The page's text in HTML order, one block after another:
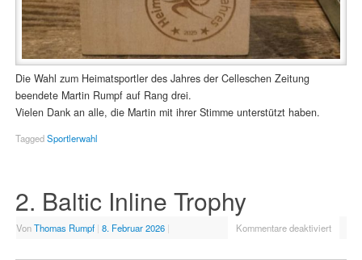
Die Wahl zum Heimatsportler des Jahres der Celleschen Zeitung
beendete Martin Rumpf auf Rang drei.
Vielen Dank an alle, die Martin mit ihrer Stimme unterstützt haben.
TaggedSportlerwahl
2. Baltic Inline Trophy
VonThomas Rumpf | 8. Februar 2026 | Kommentare deaktiviert